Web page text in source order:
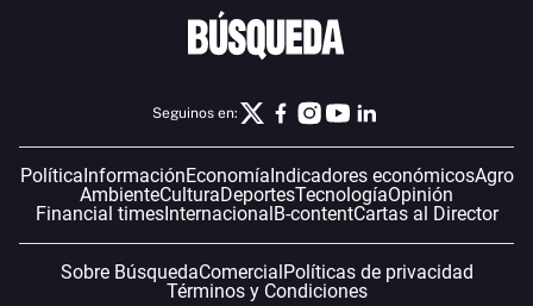
Seguinos en:
Política InformaciónEconomía Indicadores económicosAgro
AmbienteCulturaDeportesTecnologíaOpinión
Financial timesInternacional B-contentCartas al Director
Sobre BúsquedaComercial Políticas de privacidad
Términos y Condiciones